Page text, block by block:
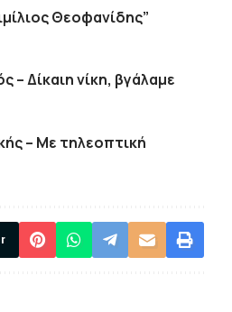
Θεοφανίδης”
– Δίκαιη νίκη, βγάλαμε
– Με τηλεοπτική